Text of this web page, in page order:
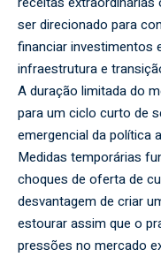
ser direcionado para
financiar investimentos
infraestrutura e
A duração limitada do
para um ciclo curto de
emergencial da política
Medidas temporárias
choques de oferta de
desvantagem de criar
estourar assim que o
pressões no mercado